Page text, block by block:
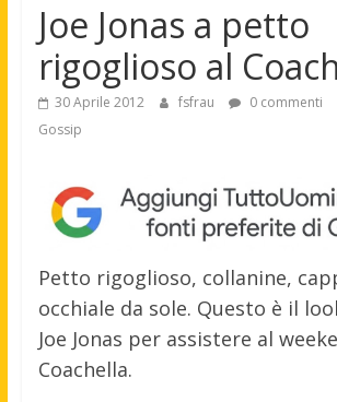
Joe Jonas a petto
rigoglioso al
30 Aprile 2012 fsfrau 0 commenti
Gossip
Petto rigoglioso, collanine,
occhiale da sole. Questo è il
Joe Jonas per assistere al
Coachella.